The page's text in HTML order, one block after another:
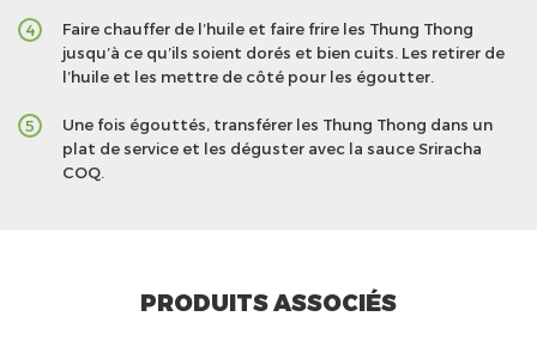
4
Faire chauffer de l’huile et faire frire les Thung Thong
jusqu’à ce qu’ils soient dorés et bien cuits. Les retirer de
l’huile et les mettre de côté pour les égoutter.
5
Une fois égouttés, transférer les Thung Thong dans un
plat de service et les déguster avec la sauce Sriracha
COQ.
PRODUITS ASSOCIÉS